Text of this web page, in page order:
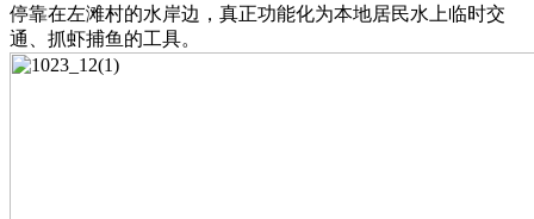
停靠在左滩村的水岸边，真正功能化为本地居民水上临时交
通、抓虾捕鱼的工具。